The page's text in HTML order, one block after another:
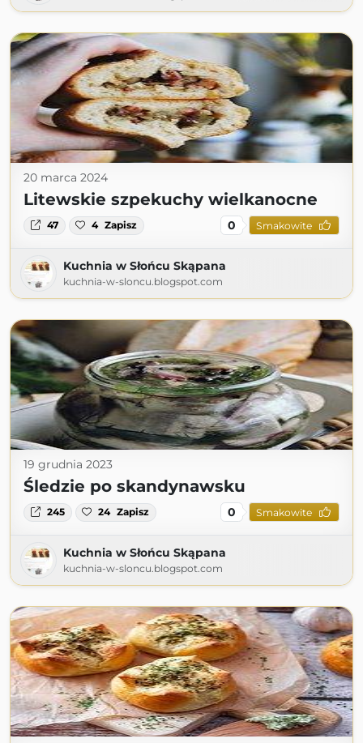
20 marca 2024
Litewskie szpekuchy wielkanocne
47 4 Zapisz 0 Smakowite
Kuchnia w Słońcu Skąpana
kuchnia-w-sloncu.blogspot.com
19 grudnia 2023
Śledzie po skandynawsku
245 24 Zapisz 0 Smakowite
Kuchnia w Słońcu Skąpana
kuchnia-w-sloncu.blogspot.com